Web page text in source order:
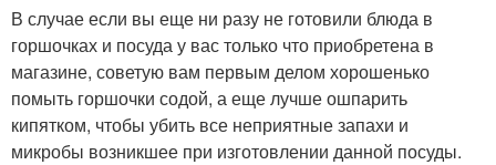
В случае если вы еще ни разу не готовили блюда в
горшочках и посуда у вас только что приобретена в
магазине, советую вам первым делом хорошенько
помыть горшочки содой, а еще лучше ошпарить
кипятком, чтобы убить все неприятные запахи и
микробы возникшее при изготовлении данной посуды.